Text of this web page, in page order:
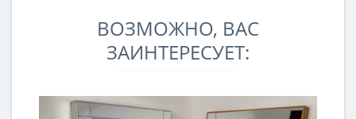
ВОЗМОЖНО, ВАС
ЗАИНТЕРЕСУЕТ: